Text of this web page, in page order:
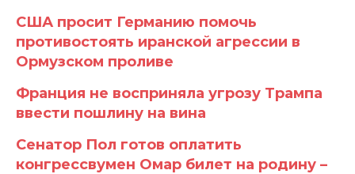
США просит Германию помочь
противостоять иранской агрессии в
Ормузском проливе
Франция не восприняла угрозу Трампа
ввести пошлину на вина
Сенатор Пол готов оплатить
конгрессвумен Омар билет на родину –